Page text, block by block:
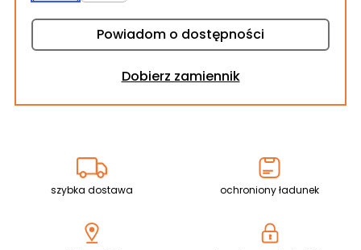
Powiadom o dostępności
Dobierz zamiennik
szybka dostawa ochroniony ładunek